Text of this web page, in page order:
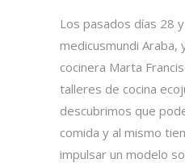
Los pasados días 28
medicusmundi Araba,
cocinera Marta
talleres de cocina
descubrimos que
comida y al mismo
impulsar un modelo